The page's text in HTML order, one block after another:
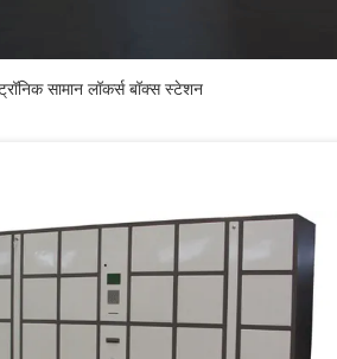
सामान लॉकर्स बॉक्स स्टेशन